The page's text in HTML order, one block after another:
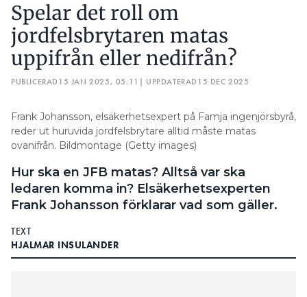
Spelar det roll om
jordfelsbrytaren matas
uppifrån eller nedifrån?
PUBLICERAD 15 JAN 2025, 05:11 | UPPDATERAD 15 DEC 2025
Frank Johansson, elsäkerhetsexpert på Famja ingenjörsbyrå,
reder ut huruvida jordfelsbrytare alltid måste matas
ovanifrån. Bildmontage (Getty images)
Hur ska en JFB matas? Alltså var ska
ledaren komma in? Elsäkerhetsexperten
Frank Johansson förklarar vad som gäller.
TEXT
HJALMAR INSULANDER